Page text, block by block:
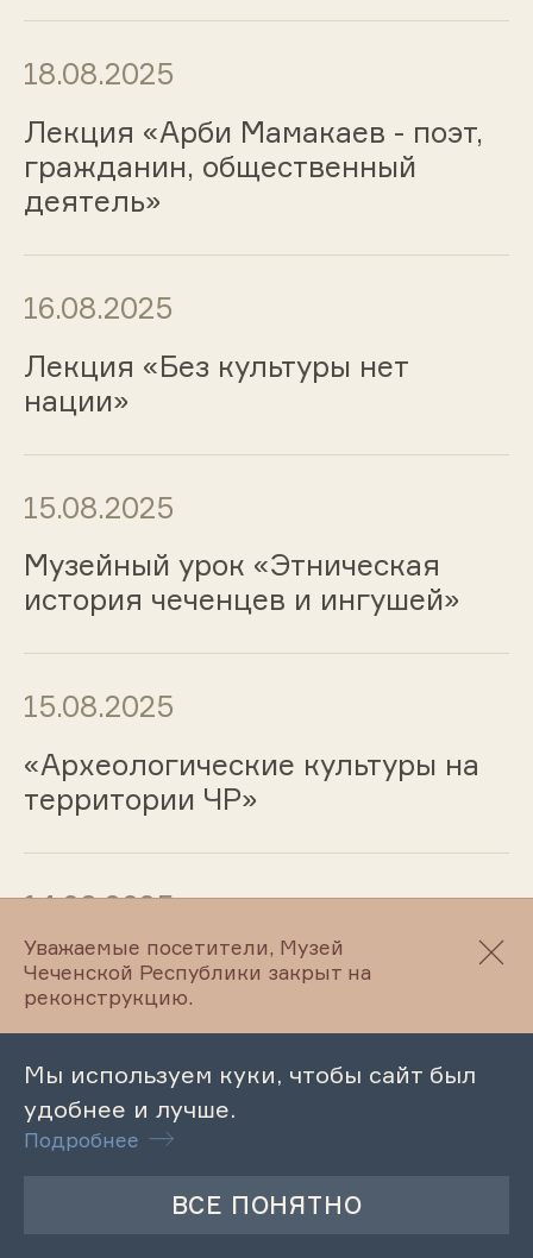
18.08.2025
Лекция «Арби Мамакаев - поэт,
гражданин, общественный
деятель»
16.08.2025
Лекция «Без культуры нет
нации»
15.08.2025
Музейный урок «Этническая
история чеченцев и ингушей»
15.08.2025
«Археологические культуры на
территории ЧР»
14.08.2025
Музейный урок «Предметы и
орудия земледелия на
территории Чеченской
Республики»
Уважаемые посетители, Музей
Чеченской Республики закрыт на
реконструкцию.
Мы используем куки, чтобы сайт был
удобнее и лучше.
Подробнее